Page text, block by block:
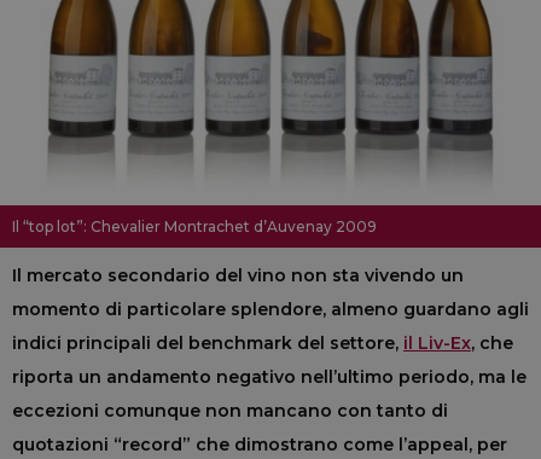
Il “top lot”: Chevalier Montrachet d’Auvenay 2009
Il mercato secondario del vino non sta vivendo un
momento di particolare splendore, almeno guardano agli
indici principali del benchmark del settore, il Liv-Ex, che
riporta un andamento negativo nell’ultimo periodo, ma le
eccezioni comunque non mancano con tanto di
quotazioni “record” che dimostrano come l’appeal, per